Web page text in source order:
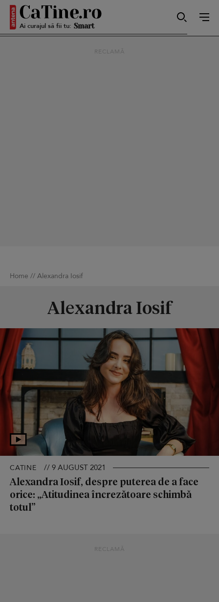
Ai curajul să fii tu: Smart
RECLAMĂ
Home // Alexandra Iosif
Alexandra Iosif
CATINE // 9 AUGUST 2021
Alexandra Iosif, despre puterea de a face
orice: „Atitudinea încrezătoare schimbă
totul”
RECLAMĂ